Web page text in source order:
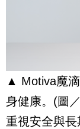
▲ Motiva魔滴
身健康。 (圖／
重視安全與